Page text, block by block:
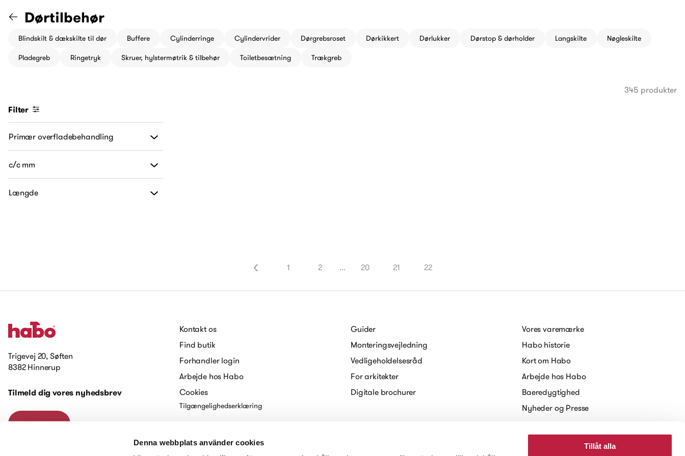
Denna webbplats använder cookies
Tillåt alla
Gå til "Dørgreb og tilbehør" kategori
Dørtilbehør
Blindskilt & dækskilte til dør Buffere Cylinderringe Cylindervrider Dørgrebsroset Dørkikkert Dørlukker Dørstop & dørholder Langskilte Nøgleskilte
Pladegreb Ringetryk Skruer, hylstermøtrik & tilbehør Toiletbesætning Trækgreb
345 produkter
Filter
Primær overfladebehandling
c/c mm
Længde
1 2 ... 20 21 22
Trigevej 20, Søften
8382 Hinnerup
Tilmeld dig vores nyhedsbrev
Kontakt os
Kontakt os
Find butik
Forhandler login
Arbejde hos Habo
Cookies
Tilgængelighedserklæring
Guider
Monteringsvejledning
Vedligeholdelsesråd
For arkitekter
Digitale brochurer
Vores varemærke
Habo historie
Kort om Habo
Arbejde hos Habo
Baeredygtighed
Nyheder og Presse